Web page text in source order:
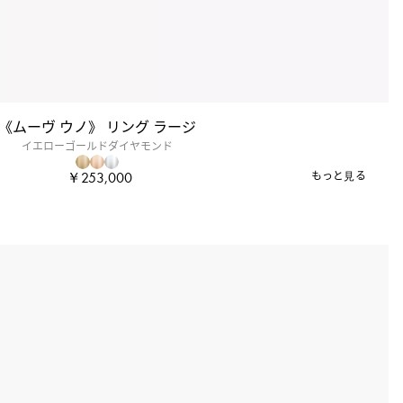
ムーヴ ウノ》 リング ラージ
イエローゴールドダイヤモンド
￥253,000 もっと見る